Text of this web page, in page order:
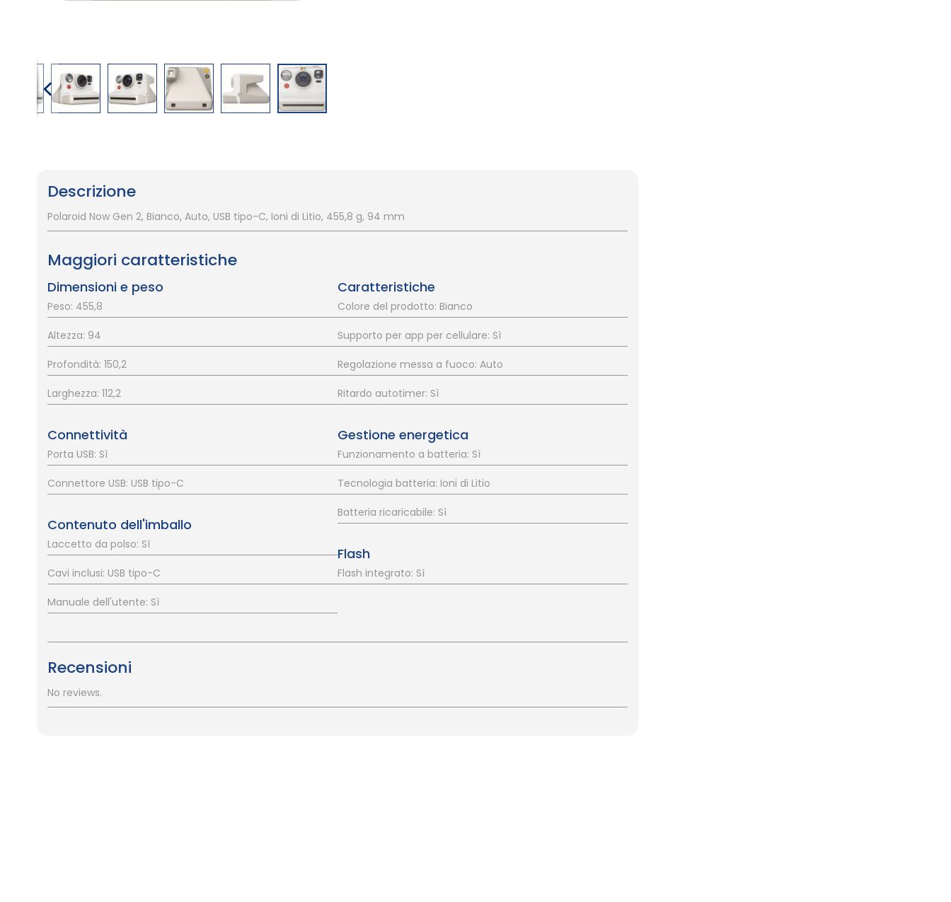
Descrizione
Polaroid Now Gen 2, Bianco, Auto, USB tipo-C, Ioni di Litio, 455,8 g, 94 mm
Maggiori caratteristiche
Dimensioni e peso
Peso: 455,8
Altezza: 94
Profondità: 150,2
Larghezza: 112,2
Connettività
Porta USB: Sì
Connettore USB: USB tipo-C
Contenuto dell'imballo
Laccetto da polso: Sì
Cavi inclusi: USB tipo-C
Manuale dell'utente: Sì
Caratteristiche
Colore del prodotto: Bianco
Supporto per app per cellulare: Sì
Regolazione messa a fuoco: Auto
Ritardo autotimer: Sì
Gestione energetica
Funzionamento a batteria: Sì
Tecnologia batteria: Ioni di Litio
Batteria ricaricabile: Sì
Flash
Flash integrato: Sì
Recensioni
No reviews.